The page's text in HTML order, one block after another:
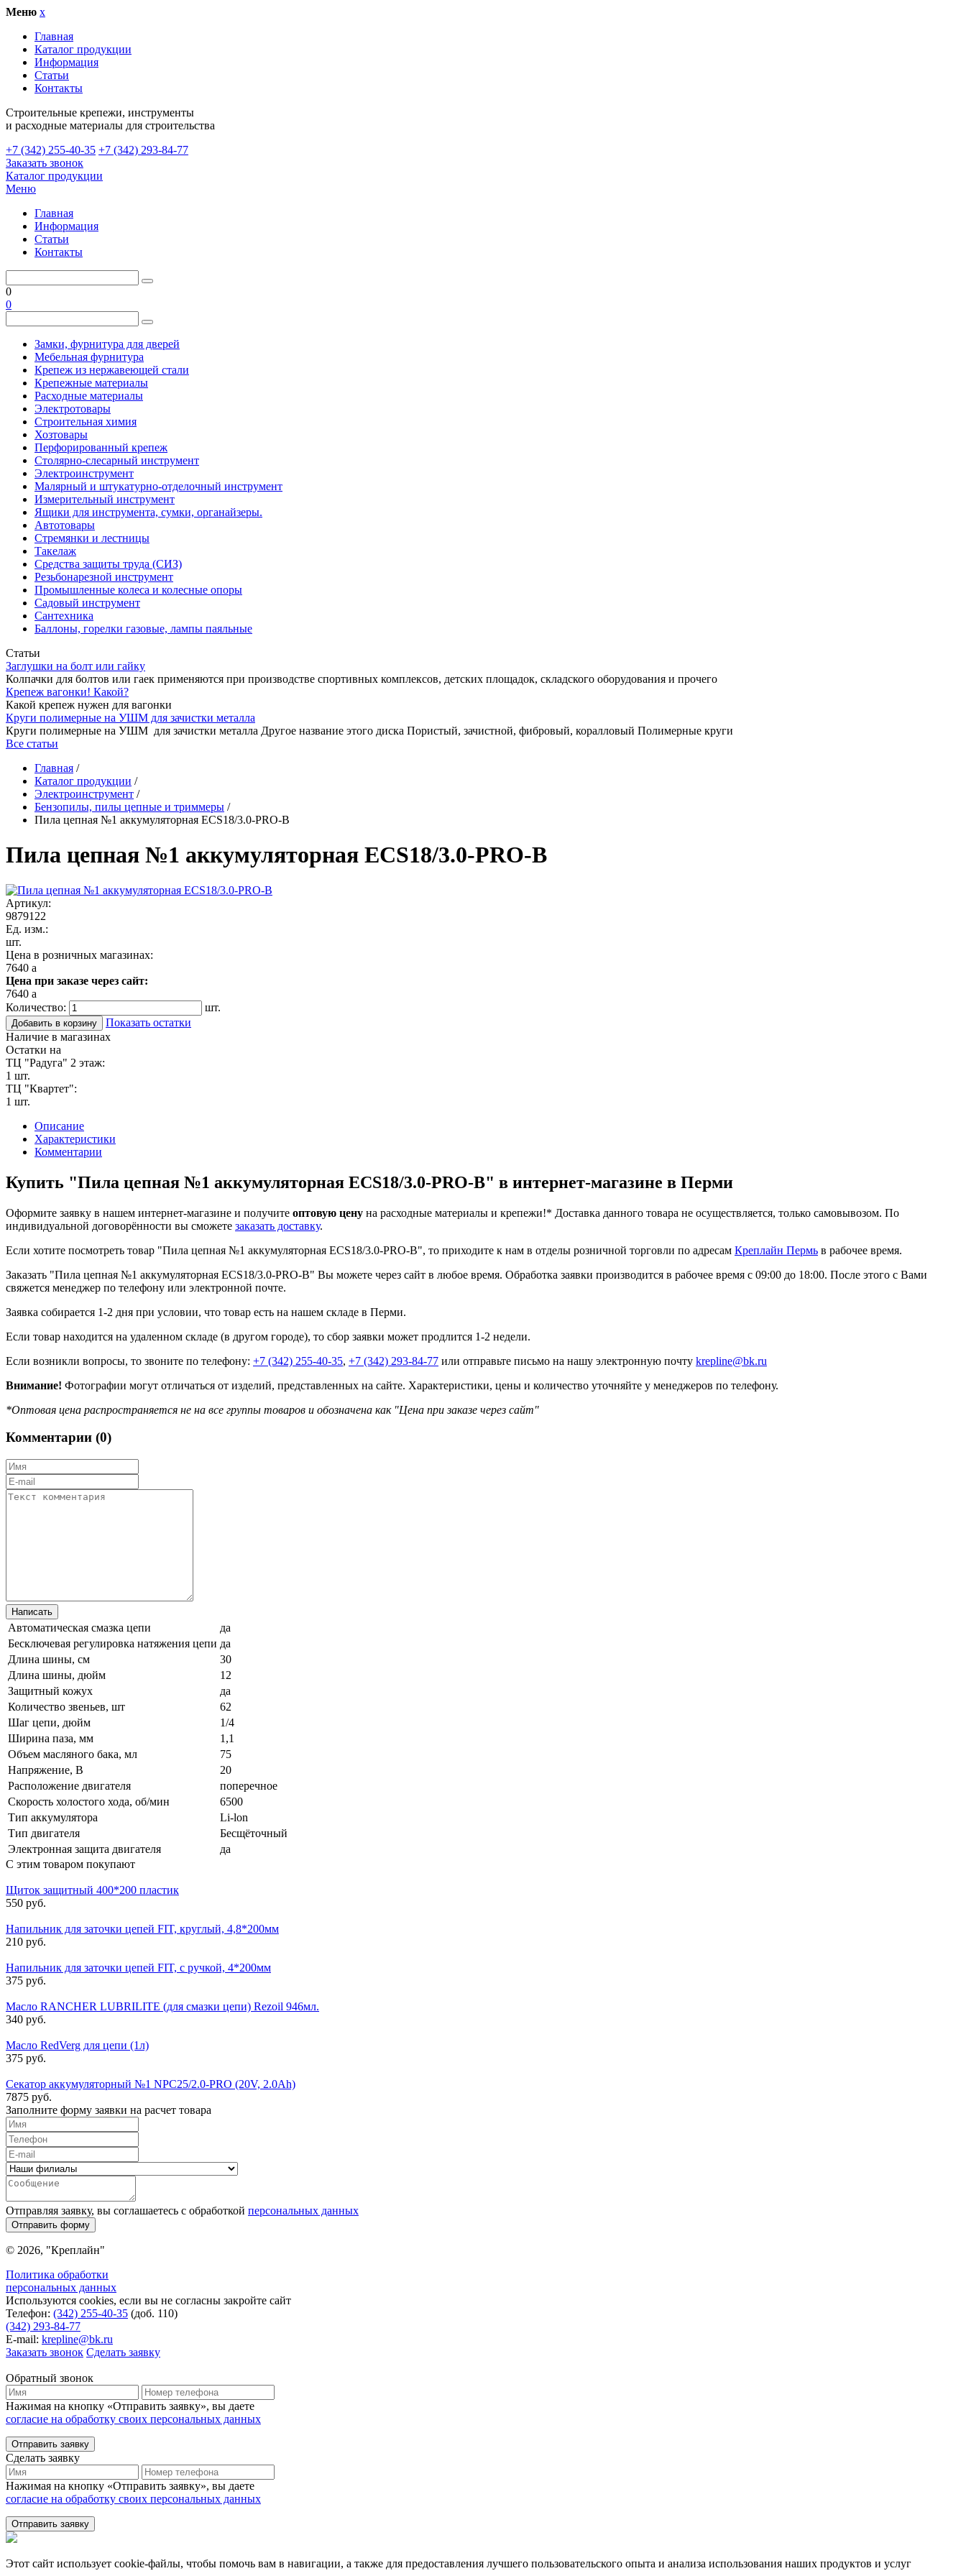
Меню x
Главная
Каталог продукции
Информация
Статьи
Контакты
Cтроительные крепежи, инструменты
и расходные материалы для строительства
+7 (342) 255-40-35 +7 (342) 293-84-77
Заказать звонок
Каталог продукции
Меню
Главная
Информация
Статьи
Контакты
0
0
Замки, фурнитура для дверей
Мебельная фурнитура
Крепеж из нержавеющей стали
Крепежные материалы
Расходные материалы
Электротовары
Строительная химия
Хозтовары
Перфорированный крепеж
Столярно-слесарный инструмент
Электроинструмент
Малярный и штукатурно-отделочный инструмент
Измерительный инструмент
Ящики для инструмента, сумки, органайзеры.
Автотовары
Стремянки и лестницы
Такелаж
Средства защиты труда (СИЗ)
Резьбонарезной инструмент
Промышленные колеса и колесные опоры
Садовый инструмент
Сантехника
Баллоны, горелки газовые, лампы паяльные
Статьи
Заглушки на болт или гайку
Колпачки для болтов или гаек применяются при производстве спортивных комплексов, детских площадок, складского оборудования и прочего
Крепеж вагонки! Какой?
Какой крепеж нужен для вагонки
Круги полимерные на УШМ для зачистки металла
Круги полимерные на УШМ для зачистки металла Другое название этого диска Пористый, зачистной, фибровый, коралловый Полимерные круги
Все статьи
Главная /
Каталог продукции /
Электроинструмент /
Бензопилы, пилы цепные и триммеры /
Пила цепная №1 аккумуляторная ECS18/3.0-PRO-B
Пила цепная №1 аккумуляторная ECS18/3.0-PRO-B
Артикул:
9879122
Ед. изм.:
шт.
Цена в розничных магазинах:
7640 a
Цена при заказе через сайт:
7640 a
Количество:
шт.
Добавить в корзину
Показать остатки
Наличие в магазинах
Остатки на
ТЦ "Радуга" 2 этаж:
1 шт.
ТЦ "Квартет":
1 шт.
Описание
Характеристики
Комментарии
Купить "Пила цепная №1 аккумуляторная ECS18/3.0-PRO-B" в интернет-магазине в Перми
Оформите заявку в нашем интернет-магазине и получите оптовую цену на расходные материалы и крепежи!* Доставка данного товара не осуществляется, только самовывозом. По
индивидуальной договорённости вы сможете заказать доставку.
Если хотите посмотреть товар "Пила цепная №1 аккумуляторная ECS18/3.0-PRO-B", то приходите к нам в отделы розничной торговли по адресам Креплайн Пермь в рабочее время.
Заказать "Пила цепная №1 аккумуляторная ECS18/3.0-PRO-B" Вы можете через сайт в любое время. Обработка заявки производится в рабочее время с 09:00 до 18:00. После этого с Вами
свяжется менеджер по телефону или электронной почте.
Заявка собирается 1-2 дня при условии, что товар есть на нашем складе в Перми.
Если товар находится на удаленном складе (в другом городе), то сбор заявки может продлится 1-2 недели.
Если возникли вопросы, то звоните по телефону: +7 (342) 255-40-35, +7 (342) 293-84-77 или отправьте письмо на нашу электронную почту krepline@bk.ru
Внимание! Фотографии могут отличаться от изделий, представленных на сайте. Характеристики, цены и количество уточняйте у менеджеров по телефону.
*Оптовая цена распространяется не на все группы товаров и обозначена как "Цена при заказе через сайт"
Комментарии (0)
Автоматическая смазка цепи
да
Бесключевая регулировка натяжения цепи да
Длина шины, см
30
Длина шины, дюйм
12
Защитный кожух
да
Количество звеньев, шт
62
Шаг цепи, дюйм
1/4
Ширина паза, мм
1,1
Объем масляного бака, мл
75
Напряжение, В
20
Расположение двигателя
поперечное
Скорость холостого хода, об/мин
6500
Тип аккумулятора
Li-lon
Тип двигателя
Бесщёточный
Электронная защита двигателя
да
С этим товаром покупают
Щиток защитный 400*200 пластик
550 руб.
Напильник для заточки цепей FIT, круглый, 4,8*200мм
210 руб.
Напильник для заточки цепей FIT, с ручкой, 4*200мм
375 руб.
Масло RANCHER LUBRILITE (для смазки цепи) Rezoil 946мл.
340 руб.
Масло RedVerg для цепи (1л)
375 руб.
Секатор аккумуляторный №1 NPC25/2.0-PRO (20V, 2.0Ah)
7875 руб.
Заполните форму заявки на расчет товара
Отправляя заявку, вы соглашаетесь с обработкой персональных данных
Отправить форму
© 2026, "Креплайн"
Политика обработки
персональных данных
Используются cookies, если вы не согласны закройте сайт
Телефон: (342) 255-40-35 (доб. 110)
(342) 293-84-77
E-mail: krepline@bk.ru
Заказать звонок Сделать заявку
Обратный звонок
Нажимая на кнопку «Отправить заявку», вы даете
согласие на обработку своих персональных данных
Отправить заявку
Сделать заявку
Нажимая на кнопку «Отправить заявку», вы даете
согласие на обработку своих персональных данных
Отправить заявку
Этот сайт использует cookie-файлы, чтобы помочь вам в навигации, а также для предоставления лучшего пользовательского опыта и анализа использования наших продуктов и услуг